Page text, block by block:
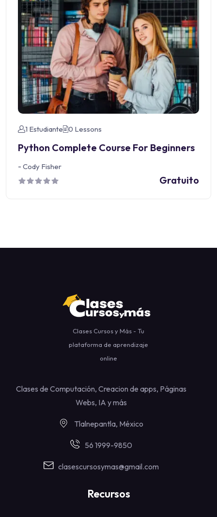
1 Estudiante 0 Lessons
Python Complete Course For Beginners
- Cody Fisher
Gratuito
Clases Cursos y Más - Tu
plataforma de aprendizaje
online
Clases de Computación, Creacion de apps, Páginas
Webs, IA y más
Tlalnepantla, México
56 1999-9850
clasescursosymas@gmail.com
Recursos